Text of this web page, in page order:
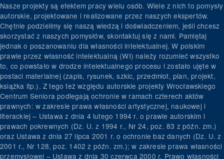
Nasze projekty są efektem pracy wielu osób. Wiele z nich to pomysły
autorskie, projektowane i realizowane przez naszych ekspertów.
Chętnie podzielimy się naszą wiedzą i doświadczeniem, jeśli chcesz
skorzystać z naszych pomysłów, skontaktuj się z nami. Pamiętaj
jednak o poszanowaniu dla własności intelektualnej. W polskim
prawie przez własność intelektualną (WI) należy rozumieć wszystko
to, co powstało w drodze intelektualnego procesu i zostało ujęte w
postaci materialnej (zapis, rysunek, szkic, przedmiot, plan, projekt,
książka itp.). Z tego też względu autorskie projekty Wrocławskiego
Centrum Seniora podlegają ochronie w ramach czterech aktów
prawnych: w zakresie prawa własności artystycznej, naukowej i
literackiej – Ustawa z dnia 4 lutego 1994 r. o prawie autorskim i
prawach pokrewnych (Dz. U. z 1994 r., Nr 24, poz. 83 z późn. zm.)
oraz Ustawa z dnia 27 lipca 2001 r. o ochronie baz danych (Dz. U. z
2001 r., Nr 128, poz. 1402 z późn. zm.); w zakresie prawa własności
przemysłowej – Ustawa z dnia 30 czerwca 2000 r. Prawo własności